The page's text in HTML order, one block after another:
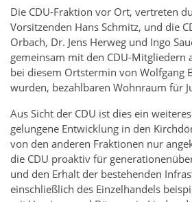
Die CDU-Fraktion vor Ort, vertreten
Vorsitzenden Hans Schmitz, und die
Orbach, Dr. Jens Herweg und Ingo
gemeinsam mit den CDU-Mitgliedern
bei diesem Ortstermin von Wolfgang
wurden, bezahlbaren Wohnraum für
Aus Sicht der CDU ist dies ein
gelungene Entwicklung in den
von den anderen Fraktionen nur
die CDU proaktiv für
und den Erhalt der bestehenden
einschließlich des Einzelhandels